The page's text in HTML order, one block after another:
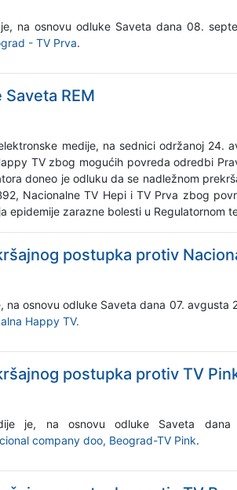
na osnovu odluke Saveta dana 08.
- TV Prva.
REM
medije, na sednici održanoj
TV zbog mogućih povreda odredbi
doneo je odluku da se nadležnom
Nacionalne TV Hepi i TV Prva zbog
epidemije zarazne bolesti u Regulatornom
postupka protiv
na osnovu odluke Saveta dana 07. avgusta
Happy TV.
postupka protiv TV
je, na osnovu odluke Saveta
company doo, Beograd-TV Pink.